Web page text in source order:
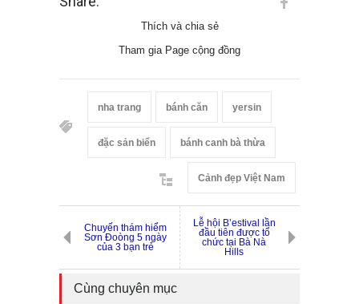
Thích và chia sẻ
Tham gia Page cộng đồng
nha trang bánh căn yersin
đặc sản biển bánh canh bà thừa
Cảnh đẹp Việt Nam
Chuyến thám hiểm
Sơn Đoòng 5 ngày
của 3 bạn trẻ
Lễ hội B’estival lần
đầu tiên được tổ
chức tại Bà Nà
Hills
Cùng chuyên mục